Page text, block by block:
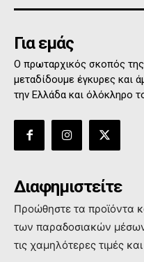
Για εμάς
Ο πρωταρχικός σκοπός
μεταδίδουμε έγκυρες και
την Ελλάδα και όλόκληρο
Διαφημιστείτε
Προώθηστε τα προϊόντα
των παραδοσιακών
τις χαμηλότερες τιμές